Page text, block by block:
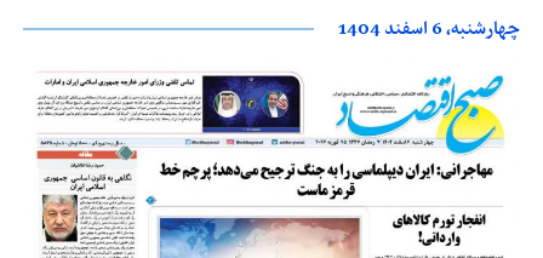
چهارشنبه، 6 اسفند 1404